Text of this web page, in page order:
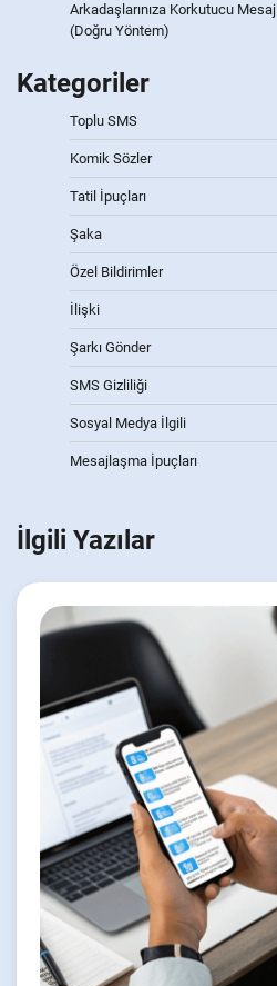
Arkadaşlarınıza Korkutucu
(Doğru Yöntem)
Kategoriler
Toplu SMS
Komik Sözler
Tatil İpuçları
Şaka
Özel Bildirimler
İlişki
Şarkı Gönder
SMS Gizliliği
Sosyal Medya İlgili
Mesajlaşma İpuçları
İlgili Yazılar